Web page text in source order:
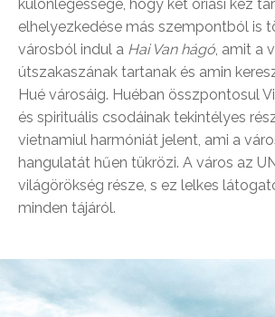
különlegessége, hogy két óriási kéz
elhelyezkedése más szempontból is
városból indul a Hai Van hágó, amit a
útszakaszának tartanak és amin
Hué városáig. Huéban összpontosul
és spirituális csodáinak tekintélyes
vietnamiul harmóniát jelent, ami a
hangulatát hűen tükrözi. A város az
világörökség része, s ez lelkes
minden tájáról.